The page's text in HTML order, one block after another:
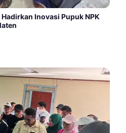
Inovasi Pupuk NPK